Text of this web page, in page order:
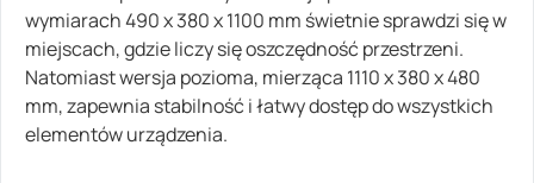
wymiarach 490 x 380 x 1100 mm świetnie sprawdzi się w
miejscach, gdzie liczy się oszczędność przestrzeni.
Natomiast wersja pozioma, mierząca 1110 x 380 x 480
mm, zapewnia stabilność i łatwy dostęp do wszystkich
elementów urządzenia.